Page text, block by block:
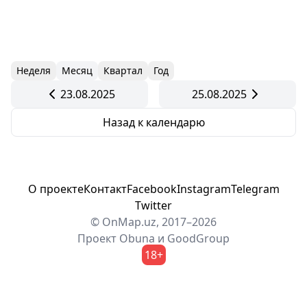
Неделя Месяц Квартал Год
23.08.2025
25.08.2025
Назад к календарю
О проектеКонтактFacebookInstagramTelegram
Twitter
© OnMap.uz, 2017–2026
Проект Obuna и GoodGroup
18+